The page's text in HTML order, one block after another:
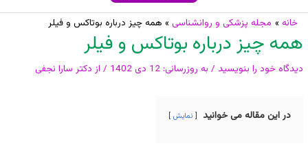
خانه مجله پزشکی و روانشناسی همه چیز درباره بوتاکس و فیلر
همه چیز درباره بوتاکس و فیلر
دیدگاه‌ خود را بنویسید / به روزرسانی: 12 دی 1402 / از دکتر سارا نجفی
در این مقاله می خوانید نمایش
پیمایش
نوشته